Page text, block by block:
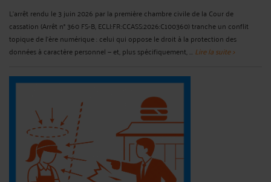
L'arrêt rendu le 3 juin 2026 par la première chambre civile de la Cour de
cassation (Arrêt n° 360 FS-B, ECLI:FR:CCASS:2026:C100360) tranche un conflit
topique de l'ère numérique : celui qui oppose le droit à la protection des
données à caractère personnel — et, plus spécifiquement, ... Lire la suite >